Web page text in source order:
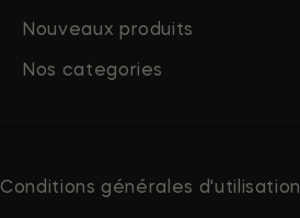
Nouveaux produits
Nos categories
Conditions générales d'utilisation